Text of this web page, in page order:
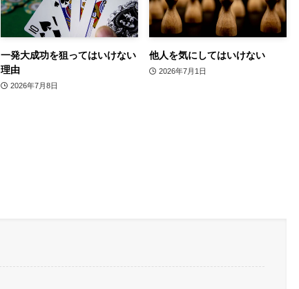
一発大成功を狙ってはいけない
理由
2026年7月8日
他人を気にしてはいけない
2026年7月1日